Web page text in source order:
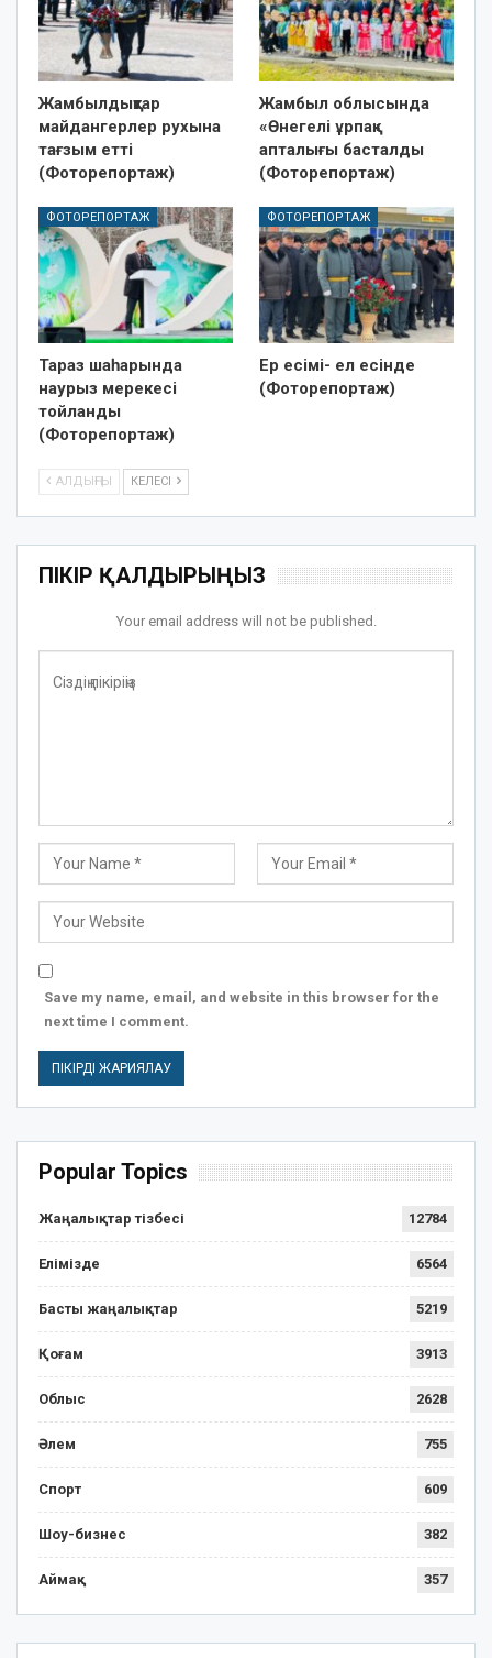
Жамбылдықтар
майдангерлер рухына
тағзым етті
(Фоторепортаж)
Жамбыл облысында
«Өнегелі ұрпақ»
апталығы басталды
(Фоторепортаж)
ФОТОРЕПОРТАЖ
Тараз шаһарында
наурыз мерекесі
тойланды
(Фоторепортаж)
ФОТОРЕПОРТАЖ
Ер есімі- ел есінде
(Фоторепортаж)
АЛДЫҢҒЫ КЕЛЕСІ
ПІКІР ҚАЛДЫРЫҢЫЗ
Your email address will not be published.
Save my name, email, and website in this browser for the
next time I comment.
Popular Topics
Жаңалықтар тізбесі 12784
Елімізде 6564
Басты жаңалықтар 5219
Қоғам 3913
Облыс 2628
Әлем 755
Спорт 609
Шоу-бизнес 382
Аймақ 357